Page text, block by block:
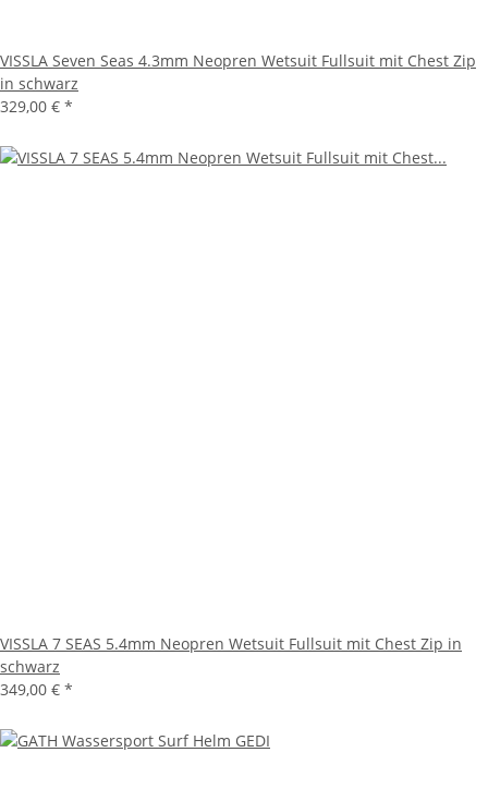
VISSLA Seven Seas 4.3mm Neopren Wetsuit Fullsuit mit Chest Zip
in schwarz
329,00 € *
VISSLA 7 SEAS 5.4mm Neopren Wetsuit Fullsuit mit Chest Zip in
schwarz
349,00 € *